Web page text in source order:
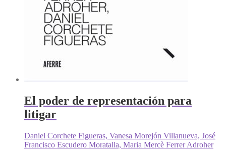
El poder de representación para
litigar
Daniel Corchete Figueras, Vanesa Morejón Villanueva, José
Francisco Escudero Moratalla, Maria Mercè Ferrer Adroher